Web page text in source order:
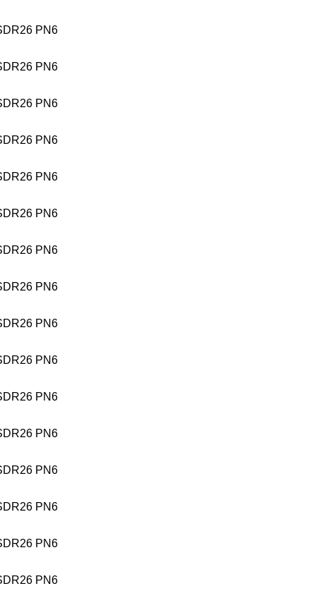
PN6
PN6
PN6
PN6
PN6
PN6
PN6
PN6
PN6
PN6
PN6
PN6
PN6
PN6
PN6
PN6